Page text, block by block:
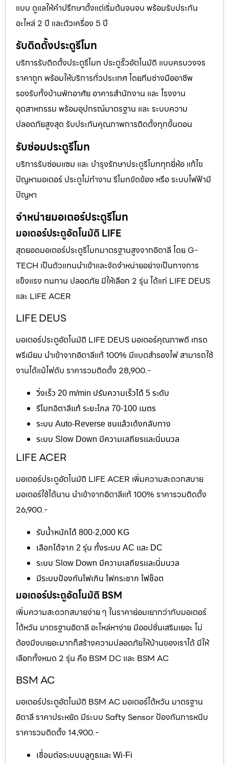
แบบ ดูแลให้คำปรึกษาตั้งแต่เริ่มต้นจนจบ พร้อมรับประกัน
อะไหล่ 2 ปี และตัวเครื่อง 5 ปี
รับติดตั้งประตูรีโมท
บริการรับติดตั้งประตูรีโมท ประตูรั้วอัตโนมัติ แบบครบวงจร
ราคาถูก พร้อมให้บริการทั่วประเทศ โดยทีมช่างมืออาชีพ
รองรับทั้งบ้านพักอาศัย อาคารสำนักงาน และ โรงงาน
อุตสาหกรรม พร้อมอุปกรณ์มาตรฐาน และ ระบบความ
ปลอดภัยสูงสุด รับประกันคุณภาพการติดตั้งทุกขั้นตอน
รับซ่อมประตูรีโมท
บริการรับซ่อมแซม และ บำรุงรักษาประตูรีโมททุกยี่ห้อ แก้ไข
ปัญหามอเตอร์ ประตูไม่ทำงาน รีโมทขัดข้อง หรือ ระบบไฟฟ้ามี
ปัญหา
จำหน่ายมอเตอร์ประตูรีโมท
มอเตอร์ประตูอัตโนมัติ LIFE
สุดยอดมอเตอร์ประตูรีโมทมาตรฐานสูงจากอิตาลี โดย G-
TECH เป็นตัวแทนนำเข้าและจัดจำหน่ายอย่างเป็นทางการ
แข็งแรง ทนทาน ปลอดภัย มีให้เลือก 2 รุ่น ได้แก่ LIFE DEUS
และ LIFE ACER
LIFE DEUS
มอเตอร์ประตูอัตโนมัติ LIFE DEUS มอเตอร์คุณภาพดี เกรด
พรีเมียม นำเข้าจากอิตาลีแท้ 100% มีแบตสำรองไฟ สามารถใช้
งานได้แม้ไฟดับ ราคารวมติดตั้ง 28,900.-
วิ่งเร็ว 20 m/min ปรับความเร็วได้ 5 ระดับ
รีโมทอิตาลีแท้ ระยะไกล 70-100 เมตร
ระบบ Auto-Reverse ชนแล้วเด้งกลับทาง
ระบบ Slow Down มีความเสถียรและนิ่มนวล
LIFE ACER
มอเตอร์ประตูอัตโนมัติ LIFE ACER เพิ่มความสะดวกสบาย
มอเตอร์ใช้ได้นาน นำเข้าจากอิตาลีแท้ 100% ราคารวมติดตั้ง
26,900.-
รับน้ำหนักได้ 800-2,000 KG
เลือกได้จาก 2 รุ่น ทั้งระบบ AC และ DC
ระบบ Slow Down มีความเสถียรและนิ่มนวล
มีระบบป้องกันไฟเกิน ไฟกระชาก ไฟช็อต
มอเตอร์ประตูอัตโนมัติ BSM
เพิ่มความสะดวกสบายง่าย ๆ ในราคาย่อมเยากว่ากับมอเตอร์
ไต้หวัน มาตรฐานอิตาลี อะไหล่หาง่าย มีออปชั่นเสริมเยอะ ไม่
ต้องมีงบเยอะมากก็สร้างความปลอดภัยให้บ้านของเราได้ มีให้
เลือกทั้งหมด 2 รุ่น คือ BSM DC และ BSM AC
BSM AC
มอเตอร์ประตูอัตโนมัติ BSM AC มอเตอร์ไต้หวัน มาตรฐาน
อิตาลี ราคาประหยัด มีระบบ Safty Sensor ป้องกันการหนีบ
ราคารวมติดตั้ง 14,900.-
เชื่อมต่อระบบบลูทูธและ Wi-Fi